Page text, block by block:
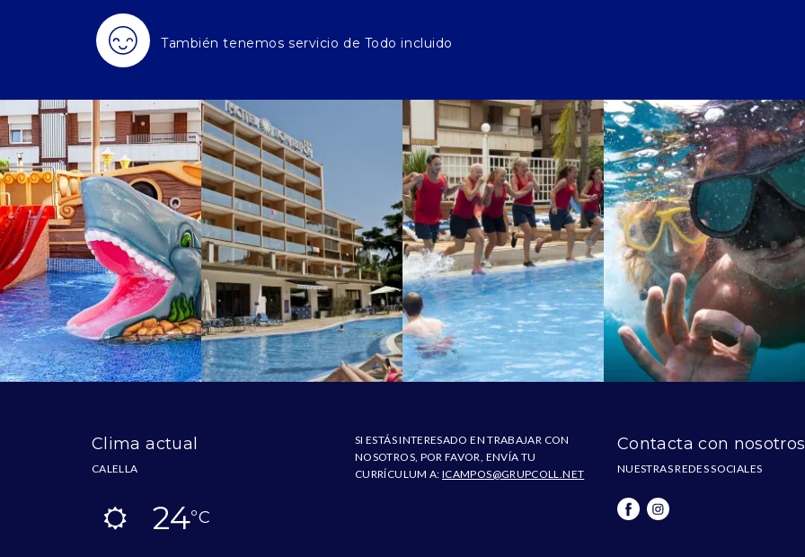
También tenemos servicio de Todo incluido
Clima actual
CALELLA
24ºC
SI ESTÁS INTERESADO EN TRABAJAR CON
NOSOTROS, POR FAVOR, ENVÍA TU
CURRÍCULUM A:ICAMPOS@GRUPCOLL.NET
Contacta con nosotros
NUESTRAS REDES SOCIALES